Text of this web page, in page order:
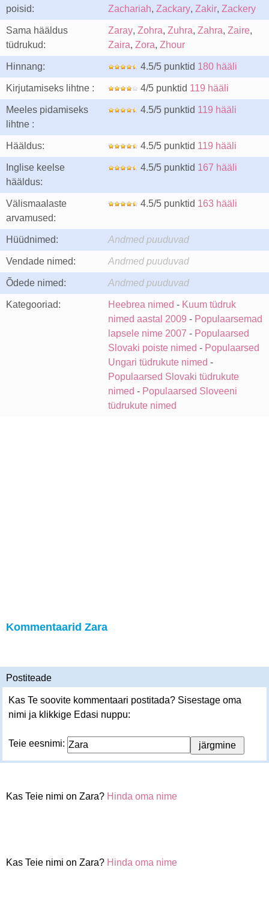
poisid:
Zachariah, Zackary, Zakir, Zackery
Sama hääldus
tüdrukud:
Zaray, Zohra, Zuhra, Zahra, Zaire,
Zaira, Zora, Zhour
Hinnang: 4.5/5 punktid 180 hääli
Kirjutamiseks lihtne : 4/5 punktid 119 hääli
Meeles pidamiseks
lihtne :
4.5/5 punktid 119 hääli
Hääldus: 4.5/5 punktid 119 hääli
Inglise keelse
hääldus:
4.5/5 punktid 167 hääli
Välismaalaste
arvamused:
4.5/5 punktid 163 hääli
Hüüdnimed: Andmed puuduvad
Vendade nimed: Andmed puuduvad
Õdede nimed: Andmed puuduvad
Kategooriad: Heebrea nimed - Kuum tüdruk
nimed aastal 2009 - Populaarsemad
lapsele nime 2007 - Populaarsed
Slovaki poiste nimed - Populaarsed
Ungari tüdrukute nimed -
Populaarsed Slovaki tüdrukute
nimed - Populaarsed Sloveeni
tüdrukute nimed
Kommentaarid Zara
Postiteade
Kas Te soovite kommentaari postitada? Sisestage oma
nimi ja klikkige Edasi nuppu:
Teie eesnimi:
Kas Teie nimi on Zara? Hinda oma nime
Kas Teie nimi on Zara? Hinda oma nime